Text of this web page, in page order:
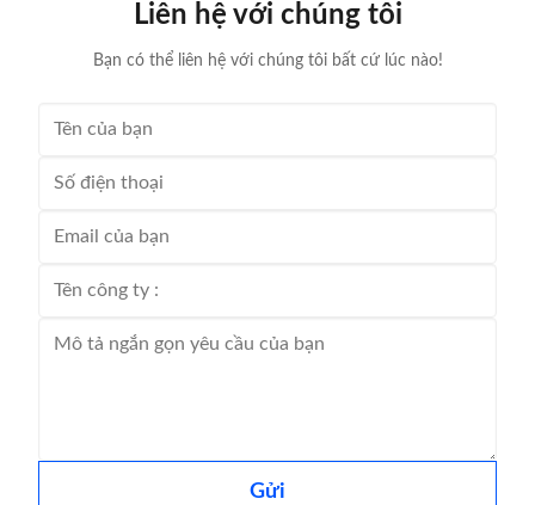
Liên hệ với chúng tôi
Bạn có thể liên hệ với chúng tôi bất cứ lúc nào!
Gửi